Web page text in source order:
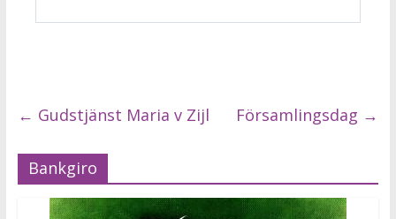
← Gudstjänst Maria v Zijl Församlingsdag →
Bankgiro